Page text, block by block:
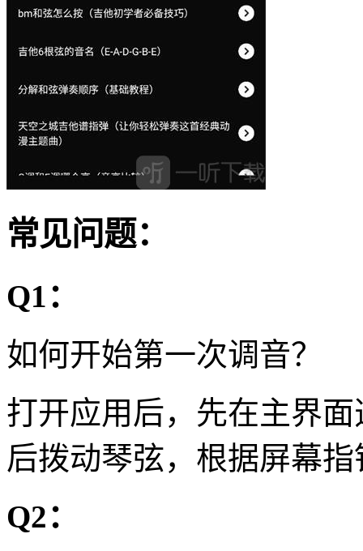
常见问题：
Q1：
如何开始第一次调音？
打开应用后，先在主界
后拨动琴弦，根据屏幕
Q2：